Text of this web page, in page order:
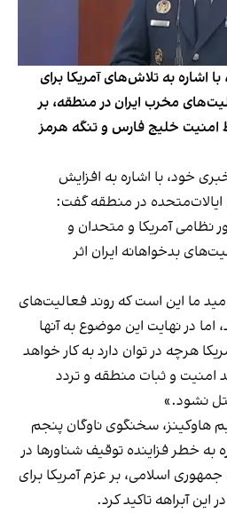
اشاره به تلاش‌های آمریکا برای
مخرب ایران در منطقه، بر
امنیت خلیج فارس و تنگه هرمز
خود، با اشاره به افزایش
در منطقه گفت:
آمریکا و متحدان و
بدخواهانه ایران اثر
ما این است که روند فعالیت‌های
اما در نهایت این موضوع به آنها
هرچه در توان دارد به کار خواهد
و ثبات منطقه و تردد
نشود.»
هاوکینز، سخنگوی ناوگان پنجم
به خطر فزاینده توقیف شناورها در
اسلامی، بر عزم آمریکا برای
آبراهه تاکید کرد.